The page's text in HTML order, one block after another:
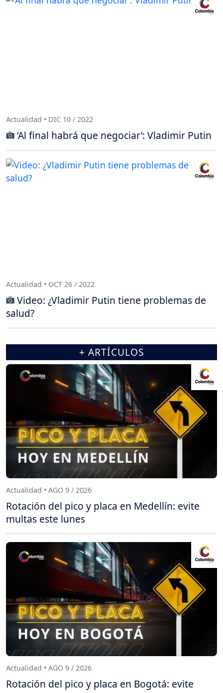
Actualidad • DIC 10 / 2022
‘Al final habrá que negociar’: Vladimir Putin
Actualidad • OCT 26 / 2022
Video: ¿Vladimir Putin tiene problemas de
salud?
+ ARTÍCULOS
Actualidad • AGO 9 / 2026
Rotación del pico y placa en Medellín: evite
multas este lunes
Actualidad • AGO 9 / 2026
Rotación del pico y placa en Bogotá: evite